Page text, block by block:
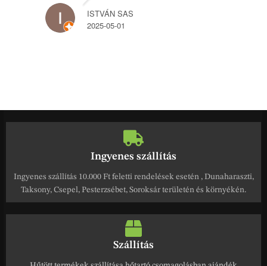
ISTVÁN SAS
2025-05-01
Ingyenes szállítás
Ingyenes szállítás 10.000 Ft feletti rendelések esetén , Dunaharaszti,
Taksony, Csepel, Pesterzsébet, Soroksár területén és környékén.
Szállítás